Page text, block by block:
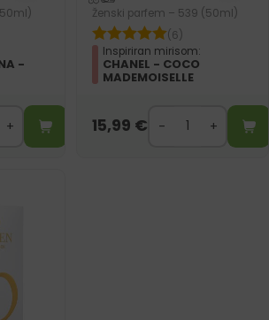
-
Ženski parfem – 539 (50ml)
(6)
Inspiriran mirisom:
CHANEL - COCO
MADEMOISELLE
15,99 €